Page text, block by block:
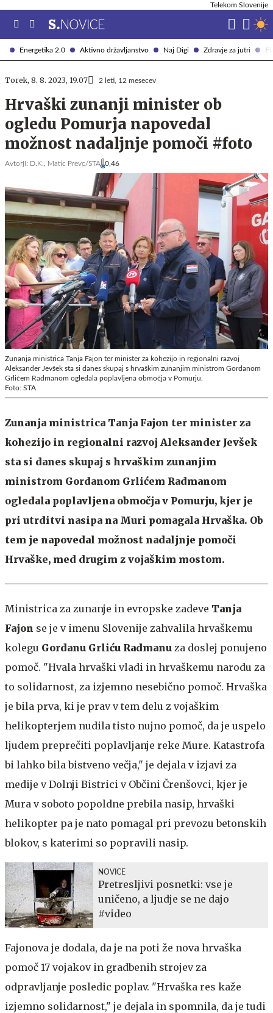
Energetika 2.0 Aktivno državljanstvo Naj Digi Zdravje za jutri
Telekom Slovenije
Torek, 8. 8. 2023, 19.07 2 leti, 12 mesecev
Hrvaški zunanji minister ob
ogledu Pomurja napovedal
možnost nadaljnje pomoči #foto
Avtorji: D.K., Matic Prevc/STA 0,46
Zunanja ministrica Tanja Fajon ter minister za kohezijo in regionalni razvoj
Aleksander Jevšek sta si danes skupaj s hrvaškim zunanjim ministrom Gordanom
Grlićem Radmanom ogledala poplavljena območja v Pomurju.
Foto: STA
Zunanja ministrica Tanja Fajon ter minister za
kohezijo in regionalni razvoj Aleksander Jevšek
sta si danes skupaj s hrvaškim zunanjim
ministrom Gordanom Grlićem Radmanom
ogledala poplavljena območja v Pomurju, kjer je
pri utrditvi nasipa na Muri pomagala Hrvaška. Ob
tem je napovedal možnost nadaljnje pomoči
Hrvaške, med drugim z vojaškim mostom.
Ministrica za zunanje in evropske zadeve Tanja
Fajon se je v imenu Slovenije zahvalila hrvaškemu
kolegu Gordanu Grliću Radmanu za doslej ponujeno
pomoč. "Hvala hrvaški vladi in hrvaškemu narodu za
to solidarnost, za izjemno nesebično pomoč. Hrvaška
je bila prva, ki je prav v tem delu z vojaškim
helikopterjem nudila tisto nujno pomoč, da je uspelo
ljudem preprečiti poplavljanje reke Mure. Katastrofa
bi lahko bila bistveno večja," je dejala v izjavi za
medije v Dolnji Bistrici v Občini Črenšovci, kjer je
Mura v soboto popoldne prebila nasip, hrvaški
helikopter pa je nato pomagal pri prevozu betonskih
blokov, s katerimi so popravili nasip.
NOVICE
Pretresljivi posnetki: vse je
uničeno, a ljudje se ne dajo
#video
Fajonova je dodala, da je na poti že nova hrvaška
pomoč 17 vojakov in gradbenih strojev za
odpravljanje posledic poplav. "Hrvaška res kaže
izjemno solidarnost," je dejala in spomnila, da je tudi